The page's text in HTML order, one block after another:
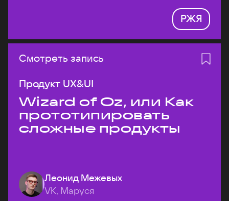
РЖЯ
Смотреть запись
Продукт UX&UI
Wizard of Oz, или Как
прототипировать
сложные продукты
Леонид Межевых
VK, Маруся